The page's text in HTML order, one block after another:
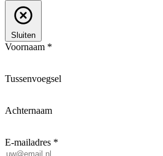
Sluiten
Voornaam *
Tussenvoegsel
Achternaam
E-mailadres *